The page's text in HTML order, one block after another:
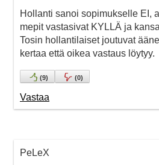
Hollanti sanoi sopimukselle EI,
mepit vastasivat KYLLÄ ja
Tosin hollantilaiset joutuvat
kertaa että oikea vastaus löytyy.
(9) (0)
Vastaa
PeLeX